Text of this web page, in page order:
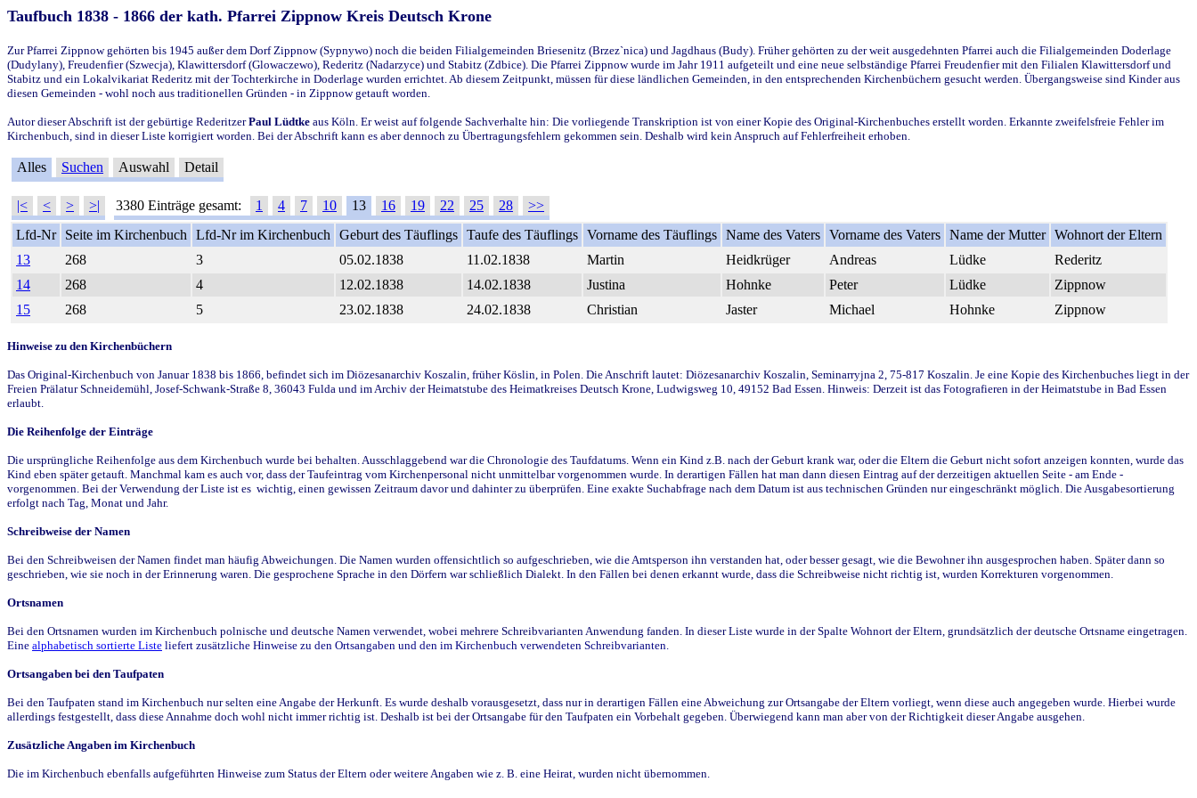
Taufbuch 1838 - 1866 der kath. Pfarrei Zippnow Kreis Deutsch Krone
Zur Pfarrei Zippnow gehörten bis 1945 außer dem Dorf Zippnow (Sypnywo) noch die beiden Filialgemeinden Briesenitz (Brzez`nica) und Jagdhaus (Budy). Früher gehörten zu der weit ausgedehnten Pfarrei auch die Filialgemeinden Doderlage
(Dudylany), Freudenfier (Szwecja), Klawittersdorf (Glowaczewo), Rederitz (Nadarzyce) und Stabitz (Zdbice). Die Pfarrei Zippnow wurde im Jahr 1911 aufgeteilt und eine neue selbständige Pfarrei Freudenfier mit den Filialen Klawittersdorf und
Stabitz und ein Lokalvikariat Rederitz mit der Tochterkirche in Doderlage wurden errichtet. Ab diesem Zeitpunkt, müssen für diese ländlichen Gemeinden, in den entsprechenden Kirchenbüchern gesucht werden. Übergangsweise sind Kinder aus
diesen Gemeinden - wohl noch aus traditionellen Gründen - in Zippnow getauft worden.
Autor dieser Abschrift ist der gebürtige RederitzerPaul Lüdtke aus Köln. Er weist auf folgende Sachverhalte hin: Die vorliegende Transkription ist von einer Kopie des Original-Kirchenbuches erstellt worden. Erkannte zweifelsfreie Fehler im
Kirchenbuch, sind in dieser Liste korrigiert worden. Bei der Abschrift kann es aber dennoch zu Übertragungsfehlern gekommen sein. Deshalb wird kein Anspruch auf Fehlerfreiheit erhoben.
Alles Suchen Auswahl Detail
|< < > >| 3380 Einträge gesamt: 1 4 7 10 13 16 19 22 25 28
>>
Lfd-Nr
Seite im Kirchenbuch Lfd-Nr im Kirchenbuch Geburt des Täuflings Taufe des Täuflings Vorname des Täuflings Name des Vaters Vorname des Vaters Name der Mutter Wohnort der Eltern
13
268 3 05.02.1838 11.02.1838 Martin Heidkrüger Andreas Lüdke
Rederitz
14
268 4 12.02.1838 14.02.1838 Justina Hohnke Peter Lüdke
Zippnow
15
268 5 23.02.1838 24.02.1838 Christian Jaster Michael Hohnke Zippnow
Hinweise zu den Kirchenbüchern
Das Original-Kirchenbuch von Januar 1838 bis 1866, befindet sich im Diözesanarchiv Koszalin, früher Köslin, in Polen. Die Anschrift lautet: Diözesanarchiv Koszalin, Seminarryjna 2, 75-817 Koszalin. Je eine Kopie des Kirchenbuches liegt in der
Freien Prälatur Schneidemühl, Josef-Schwank-Straße 8, 36043 Fulda und im Archiv der Heimatstube des Heimatkreises Deutsch Krone, Ludwigsweg 10, 49152 Bad Essen. Hinweis: Derzeit ist das Fotografieren in der Heimatstube in Bad Essen
erlaubt.
Die Reihenfolge der Einträge
Die ursprüngliche Reihenfolge aus dem Kirchenbuch wurde bei behalten. Ausschlaggebend war die Chronologie des Taufdatums. Wenn ein Kind z.B. nach der Geburt krank war, oder die Eltern die Geburt nicht sofort anzeigen konnten, wurde das
Kind eben später getauft. Manchmal kam es auch vor, dass der Taufeintrag vom Kirchenpersonal nicht unmittelbar vorgenommen wurde. In derartigen Fällen hat man dann diesen Eintrag auf der derzeitigen aktuellen Seite - am Ende -
vorgenommen. Bei der Verwendung der Liste ist es wichtig, einen gewissen Zeitraum davor und dahinter zu überprüfen. Eine exakte Suchabfrage nach dem Datum ist aus technischen Gründen nur eingeschränkt möglich. Die Ausgabesortierung
erfolgt nach Tag, Monat und Jahr.
Schreibweise der Namen
Bei den Schreibweisen der Namen findet man häufig Abweichungen. Die Namen wurden offensichtlich so aufgeschrieben, wie die Amtsperson ihn verstanden hat, oder besser gesagt, wie die Bewohner ihn ausgesprochen haben. Später dann so
geschrieben, wie sie noch in der Erinnerung waren. Die gesprochene Sprache in den Dörfern war schließlich Dialekt. In den Fällen bei denen erkannt wurde, dass die Schreibweise nicht richtig ist, wurden Korrekturen vorgenommen.
Ortsnamen
Bei den Ortsnamen wurden im Kirchenbuch polnische und deutsche Namen verwendet, wobei mehrere Schreibvarianten Anwendung fanden. In dieser Liste wurde in der Spalte Wohnort der Eltern, grundsätzlich der deutsche Ortsname eingetragen.
Eine alphabetisch sortierte Liste liefert zusätzliche Hinweise zu den Ortsangaben und den im Kirchenbuch verwendeten Schreibvarianten.
Ortsangaben bei den Taufpaten
Bei den Taufpaten stand im Kirchenbuch nur selten eine Angabe der Herkunft. Es wurde deshalb vorausgesetzt, dass nur in derartigen Fällen eine Abweichung zur Ortsangabe der Eltern vorliegt, wenn diese auch angegeben wurde. Hierbei wurde
allerdings festgestellt, dass diese Annahme doch wohl nicht immer richtig ist. Deshalb ist bei der Ortsangabe für den Taufpaten ein Vorbehalt gegeben. Überwiegend kann man aber von der Richtigkeit dieser Angabe ausgehen.
Zusätzliche Angaben im Kirchenbuch
Die im Kirchenbuch ebenfalls aufgeführten Hinweise zum Status der Eltern oder weitere Angaben wie z. B. eine Heirat, wurden nicht übernommen.